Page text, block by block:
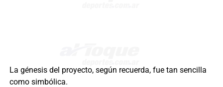
La génesis del proyecto, según recuerda, fue tan sencilla
como simbólica.